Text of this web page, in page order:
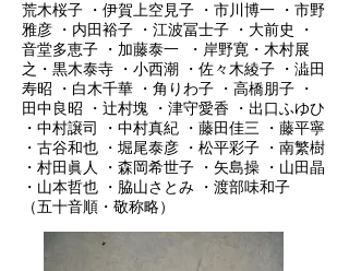
荒木桜子 ・伊賀上空見子 ・市川博一 ・市野
雅彦 ・内田裕子 ・江波冨士子 ・大前史 ・
音堂多恵子 ・加藤泰一 ・岸野寛・木村展
之・黒木泰寺 ・小西潮 ・佐々木綾子 ・澁田
寿昭 ・白木千華 ・角りわ子 ・高橋朋子 ・
田中良昭 ・辻村塊 ・津守愛香 ・出口ふゆひ
・中村譲司 ・中村真紀 ・藤田佳三 ・藤平寧
・古谷和也 ・堀尾泰彦 ・松平彩子 ・南繁樹
・村田眞人 ・森岡希世子 ・矢島操 ・山田晶
・山本哲也 ・脇山さとみ ・渡部味和子
（五十音順・敬称略）